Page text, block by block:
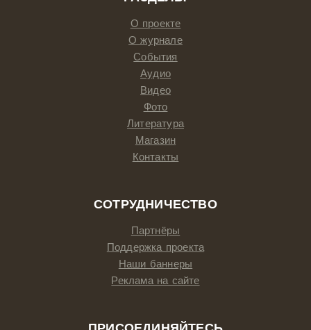
О проекте
О журнале
События
Аудио
Видео
Фото
Литература
Магазин
Контакты
СОТРУДНИЧЕСТВО
Партнёры
Поддержка проекта
Наши баннеры
Реклама на сайте